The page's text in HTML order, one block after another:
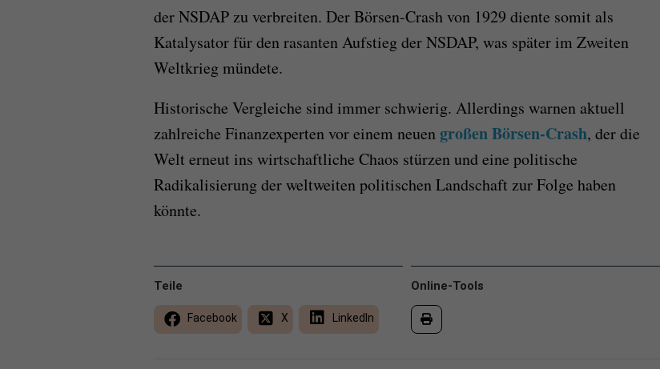
der NSDAP zu verbreiten. Der Börsen-Crash von 1929 diente somit als
Katalysator für den rasanten Aufstieg der NSDAP, was später im Zweiten
Weltkrieg mündete.
Historische Vergleiche sind immer schwierig. Allerdings warnen aktuell
zahlreiche Finanzexperten vor einem neuen großen Börsen-Crash, der die
Welt erneut ins wirtschaftliche Chaos stürzen und eine politische
Radikalisierung der weltweiten politischen Landschaft zur Folge haben
könnte.
Online-Tools
Teile
Facebook X LinkedIn